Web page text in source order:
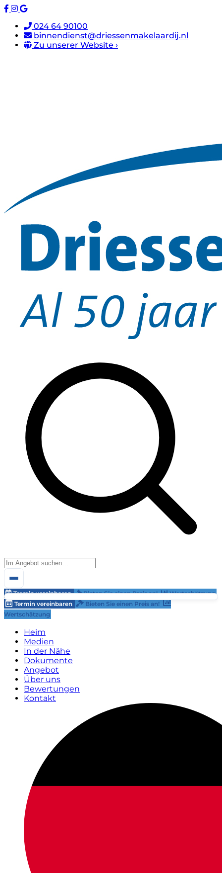
024 64 90100
binnendienst@driessenmakelaardij.nl
Zu unserer Website ›
Termin vereinbaren Bieten Sie einen Preis an!
Wertschätzung
Termin vereinbaren
Bieten Sie einen Preis an!
Wertschätzung
Heim
Medien
In der Nähe
Dokumente
Angebot
Über uns
Bewertungen
Kontakt